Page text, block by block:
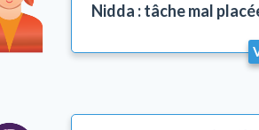
Nidda : tâche mal